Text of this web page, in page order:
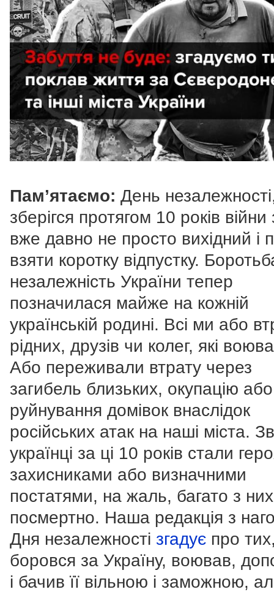
Пам’ятаємо: День
зберігся протягом 10 років
вже давно не просто вихідний і
взяти коротку відпустку.
незалежність України тепер
позначилася майже на кожній
українській родині. Всі ми або
рідних, друзів чи колег, які
Або переживали втрату через
загибель близьких, окупацію або
руйнування домівок внаслідок
російських атак на наші міста.
українці за ці 10 років стали
захисниками або визначними
постатями, на жаль, багато з
посмертно. Наша редакція з
Дня незалежності згадує про
боровся за Україну, воював,
і бачив її вільною і заможною,